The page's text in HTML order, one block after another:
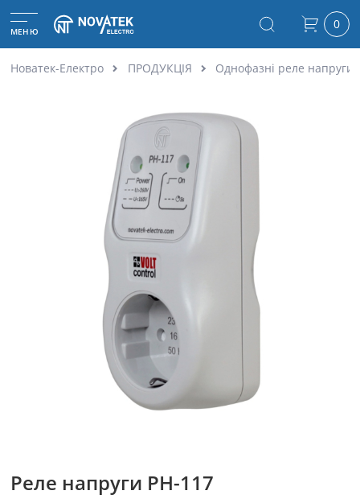
МЕНЮ 0
Новатек-Електро ПРОДУКЦІЯ Однофазні реле напруги
Реле напруги PH-117